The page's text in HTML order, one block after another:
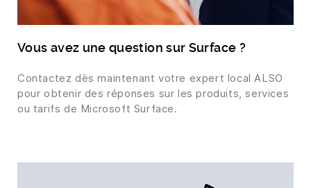
Vous avez une question sur Surface ?
Contactez dès maintenant votre expert local ALSO
pour obtenir des réponses sur les produits, services
ou tarifs de Microsoft Surface.